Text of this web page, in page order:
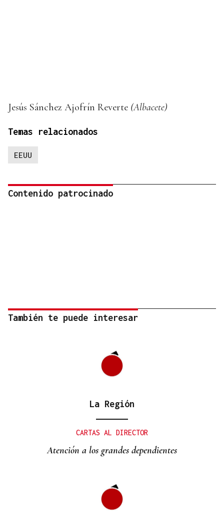
Jesús Sánchez Ajofrín Reverte (Albacete)
Temas relacionados
EEUU
Contenido patrocinado
También te puede interesar
La Región
CARTAS AL DIRECTOR
Atención a los grandes dependientes